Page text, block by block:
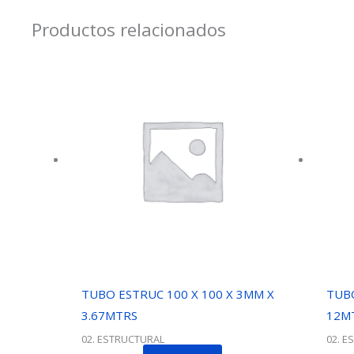
Productos relacionados
TUBO ESTRUC 100 X 100 X 3MM X
3.67MTRS
02. ESTRUCTURAL 02.